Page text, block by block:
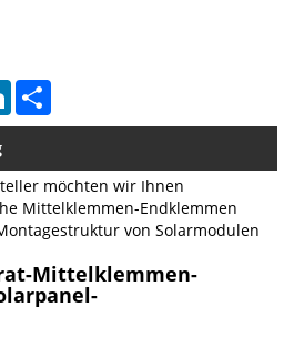
LinkedIn
möchten wir Ihnen
Mittelklemmen-Endklemmen
von Solarmodulen
Mittelklemmen-